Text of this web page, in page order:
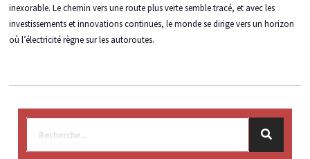
inexorable. Le chemin vers une route plus verte semble tracé, et avec les
investissements et innovations continues, le monde se dirige vers un horizon
où l’électricité règne sur les autoroutes.